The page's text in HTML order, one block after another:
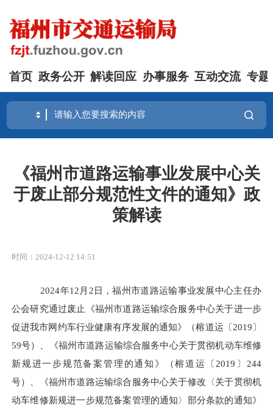
首页 政务公开 解读回应 办事服务 互动交流 专题
《福州市道路运输事业发展中心关
于废止部分规范性文件的通知》政
策解读
时间：2024-12-12 14:51
2024年12月2日，福州市道路运输事业发展中心主任办
公会研究通过废止《福州市道路运输综合服务中心关于进一步
促进我市网约车行业健康有序发展的通知》（榕道运〔2019〕
59号）、《福州市道路运输综合服务中心关于贯彻机动车维修
新规进一步规范备案管理的通知》（榕道运〔2019〕244
号）、《福州市道路运输综合服务中心关于修改〈关于贯彻机
动车维修新规进一步规范备案管理的通知〉部分条款的通知》